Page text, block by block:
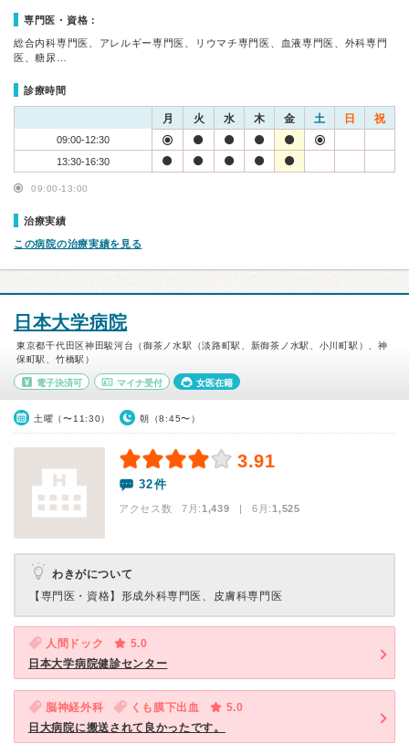
専門医・資格：
総合内科専門医、アレルギー専門医、リウマチ専門医、血液専門医、外科専門
医、糖尿…
診療時間
月 火 水 木 金 土 日 祝
09:00-12:30
13:30-16:30
09:00-13:00
治療実績
この病院の治療実績を見る
日本大学病院
東京都千代田区神田駿河台（御茶ノ水駅（淡路町駅、新御茶ノ水駅、小川町駅）、神
保町駅、竹橋駅）
電子決済可 マイナ受付 女医在籍
土曜（〜11:30） 朝（8:45〜）
3.91
32件
アクセス数 7月:1,439 | 6月:1,525
わきがについて
【専門医・資格】 形成外科専門医、皮膚科専門医
人間ドック
5.0
日本大学病院健診センター
脳神経外科 くも膜下出血
5.0
日大病院に搬送されて良かったです。